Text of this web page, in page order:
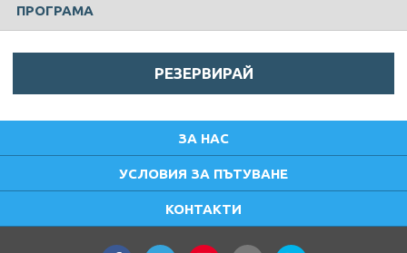
ПРОГРАМА
РЕЗЕРВИРАЙ
ЗА НАС
УСЛОВИЯ ЗА ПЪТУВАНЕ
КОНТАКТИ